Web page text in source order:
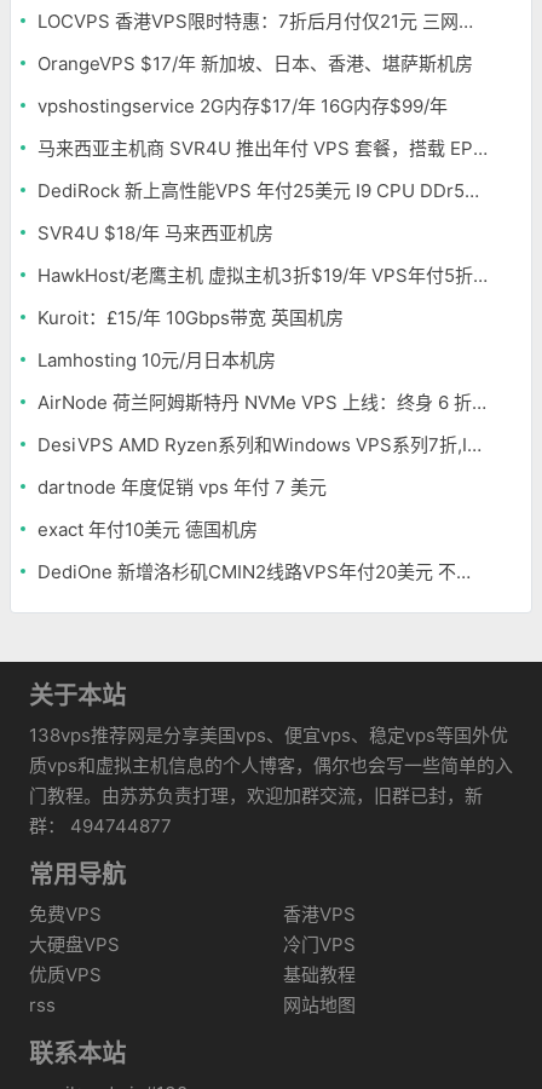
LOCVPS 香港VPS限时特惠：7折后月付仅21元 三网优化BGP线路 可选原生IP
OrangeVPS $17/年 新加坡、日本、香港、堪萨斯机房
vpshostingservice 2G内存$17/年 16G内存$99/年
马来西亚主机商 SVR4U 推出年付 VPS 套餐，搭载 EPYC/至强铂金，支持支付宝
DediRock 新上高性能VPS 年付25美元 I9 CPU DDr5内存 纽约机房
SVR4U $18/年 马来西亚机房
HawkHost/老鹰主机 虚拟主机3折$19/年 VPS年付5折$25/年
Kuroit：£15/年 10Gbps带宽 英国机房
Lamhosting 10元/月日本机房
AirNode 荷兰阿姆斯特丹 NVMe VPS 上线：终身 6 折，€1.99/月起，2.5Tbit/s DDoS 防护
DesiVPS AMD Ryzen系列和Windows VPS系列7折,Intel系列年付11.6美元
dartnode 年度促销 vps 年付 7 美元
exact 年付10美元 德国机房
DediOne 新增洛杉矶CMIN2线路VPS年付20美元 不限流量
关于本站
138vps推荐网是分享美国vps、便宜vps、稳定vps等国外优
质vps和虚拟主机信息的个人博客，偶尔也会写一些简单的入
门教程。由苏苏负责打理，欢迎加群交流，旧群已封，新
群： 494744877
常用导航
免费VPS
香港VPS
大硬盘VPS
冷门VPS
优质VPS
基础教程
rss
网站地图
联系本站